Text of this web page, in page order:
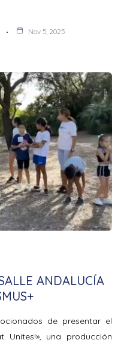
Nov 5, 2025
ANDALUCÍA
de presentar el
Unites!», una producción